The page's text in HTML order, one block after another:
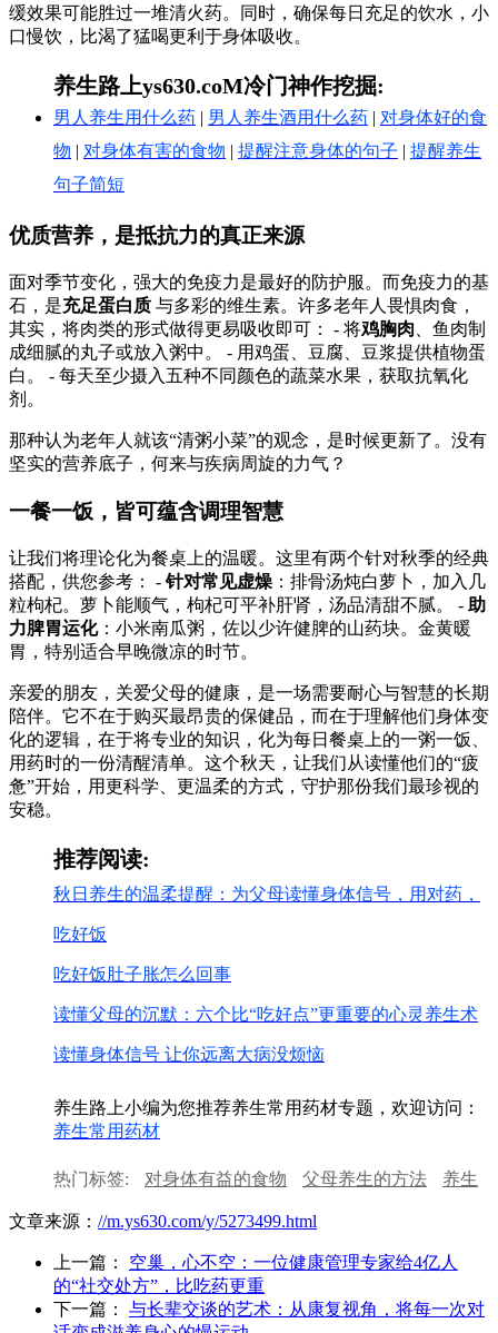
缓效果可能胜过一堆清火药。同时，确保每日充足的饮水，小
口慢饮，比渴了猛喝更利于身体吸收。
养生路上ys630.coM冷门神作挖掘:
男人养生用什么药 | 男人养生酒用什么药 | 对身体好的食
物 | 对身体有害的食物 | 提醒注意身体的句子 | 提醒养生
句子简短
优质营养，是抵抗力的真正来源
面对季节变化，强大的免疫力是最好的防护服。而免疫力的基
石，是充足蛋白质 与多彩的维生素。许多老年人畏惧肉食，
其实，将肉类的形式做得更易吸收即可： - 将鸡胸肉 、鱼肉制
成细腻的丸子或放入粥中。 - 用鸡蛋、豆腐、豆浆提供植物蛋
白。 - 每天至少摄入五种不同颜色的蔬菜水果，获取抗氧化
剂。
那种认为老年人就该“清粥小菜”的观念，是时候更新了。没有
坚实的营养底子，何来与疾病周旋的力气？
一餐一饭，皆可蕴含调理智慧
让我们将理论化为餐桌上的温暖。这里有两个针对秋季的经典
搭配，供您参考： -针对常见虚燥 ：排骨汤炖白萝卜，加入几
粒枸杞。萝卜能顺气，枸杞可平补肝肾，汤品清甜不腻。 - 助
力脾胃运化：小米南瓜粥，佐以少许健脾的山药块。金黄暖
胃，特别适合早晚微凉的时节。
亲爱的朋友，关爱父母的健康，是一场需要耐心与智慧的长期
陪伴。它不在于购买最昂贵的保健品，而在于理解他们身体变
化的逻辑，在于将专业的知识，化为每日餐桌上的一粥一饭、
用药时的一份清醒清单。这个秋天，让我们从读懂他们的“疲
惫”开始，用更科学、更温柔的方式，守护那份我们最珍视的
安稳。
推荐阅读:
秋日养生的温柔提醒：为父母读懂身体信号，用对药，
吃好饭
吃好饭肚子胀怎么回事
读懂父母的沉默：六个比“吃好点”更重要的心灵养生术
读懂身体信号 让你远离大病没烦恼
养生路上小编为您推荐养生常用药材专题，欢迎访问：
养生常用药材
热门标签: 对身体有益的食物 父母养生的方法
养生
体养生的锻炼方法
文章来源： //m.ys630.com/y/5273499.html
上一篇：
空巢，心不空：一位健康管理专家给4亿人
的“社交处方”，比吃药更重
下一篇：
与长辈交谈的艺术：从康复视角，将每一次对